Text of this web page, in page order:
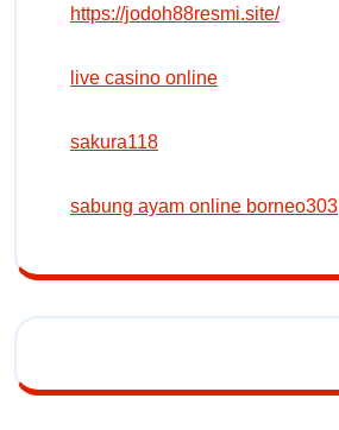
https://jodoh88resmi.site/
live casino online
sakura118
sabung ayam online borneo303